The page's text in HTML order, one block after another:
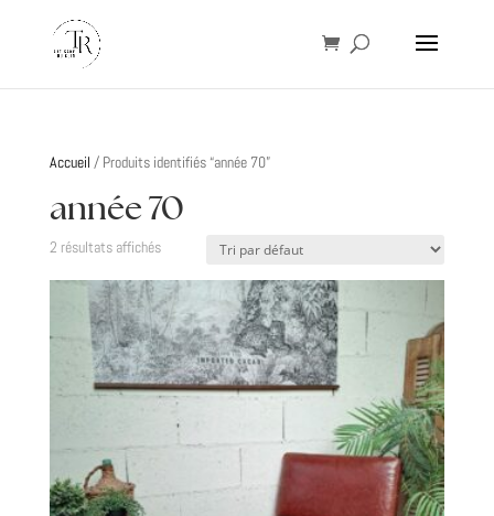
Accueil / Produits identifiés “année 70”
année 70
2 résultats affichés